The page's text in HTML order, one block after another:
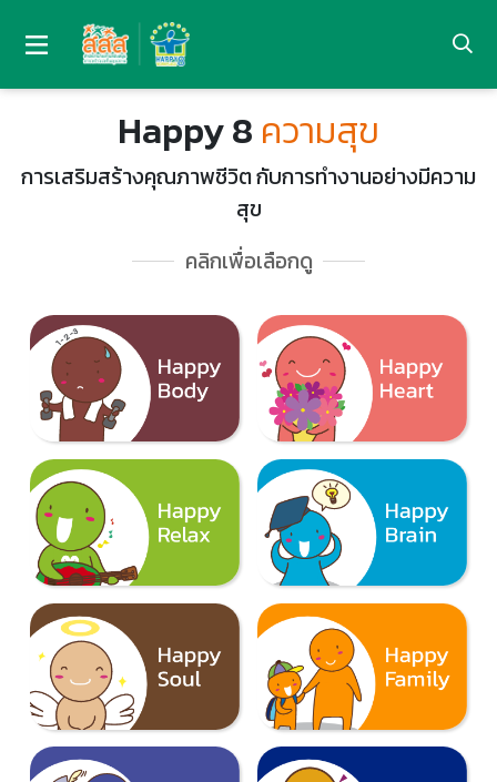
Happy 8 ความสุข
การเสริมสร้างคุณภาพชีวิต กับการทำงานอย่างมีความ
สุข
คลิกเพื่อเลือกดู